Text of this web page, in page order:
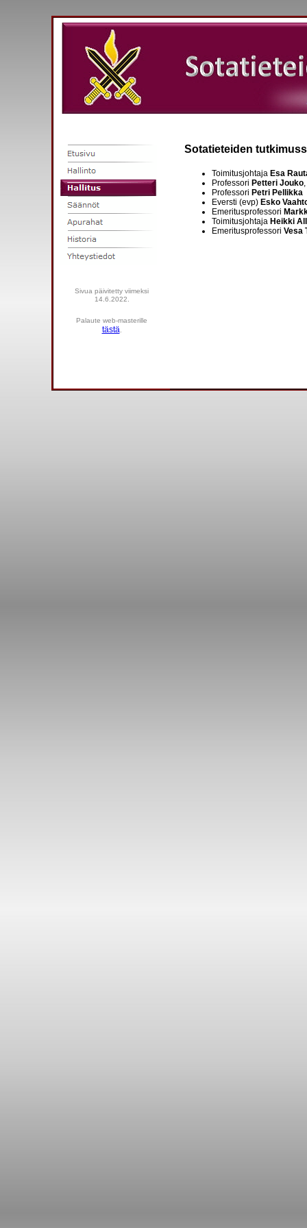
Sivua päivitetty viimeksi
14.6.2022.
Palaute web-masterille
tästä
Sotatieteiden
Toimitusjohtaja Esa
Professori Petteri Jouko
Professori Petri Pellikka
Eversti (evp) Esko
Emeritusprofessori
Toimitusjohtaja Heikki
Emeritusprofessori Vesa